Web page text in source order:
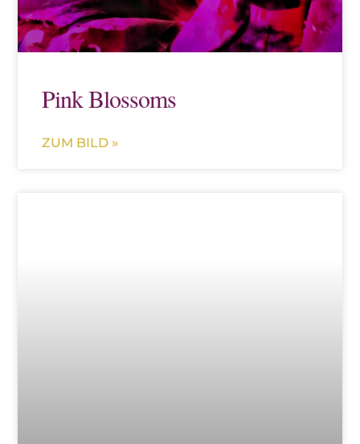
Pink Blossoms
ZUM BILD »